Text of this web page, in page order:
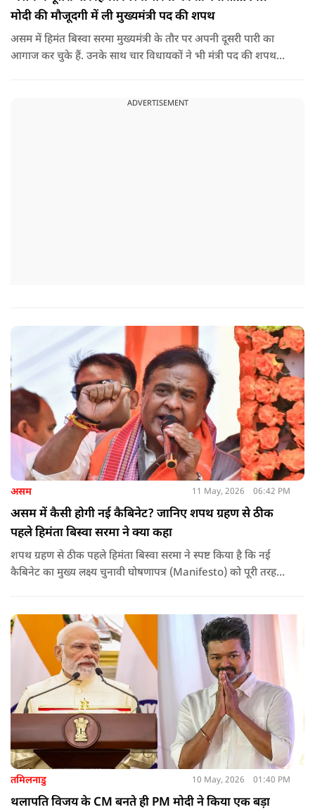
मोदी की मौजूदगी में ली मुख्यमंत्री पद की शपथ
असम में हिमंत बिस्वा सरमा मुख्यमंत्री के तौर पर अपनी दूसरी पारी का
आगाज कर चुके हैं. उनके साथ चार विधायकों ने भी मंत्री पद की शपथ
ADVERTISEMENT
असम 11 May, 2026 06:42 PM
असम में कैसी होगी नई कैबिनेट? जानिए शपथ ग्रहण से ठीक
पहले हिमंता बिस्वा सरमा ने क्या कहा
शपथ ग्रहण से ठीक पहले हिमंता बिस्वा सरमा ने स्पष्ट किया है कि नई
कैबिनेट का मुख्य लक्ष्य चुनावी घोषणापत्र (Manifesto) को पूरी तरह
तमिलनाडु 10 May, 2026 01:40 PM
थलापति विजय के CM बनते ही PM मोदी ने किया एक बड़ा